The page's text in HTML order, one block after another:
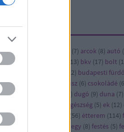
(6 (7) arcok (8) autó (
13) bkv (17) bolt (
122) budapesti
titkai
cirkusz (6) csokoládé (6
) dugó (9) duna (7)
egészség (5) ek (12)
(21 (56) étterem (114)
( ferihegy (8) festés (5)